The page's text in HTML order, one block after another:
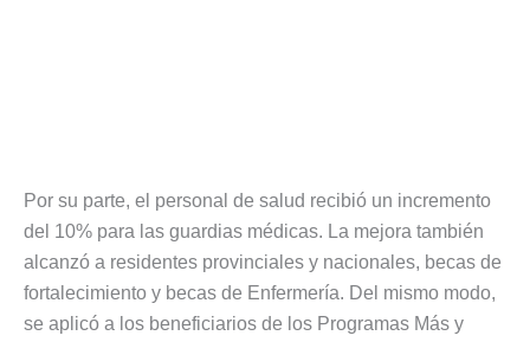
Por su parte, el personal de salud recibió un incremento
del 10% para las guardias médicas. La mejora también
alcanzó a residentes provinciales y nacionales, becas de
fortalecimiento y becas de Enfermería. Del mismo modo,
se aplicó a los beneficiarios de los Programas Más y